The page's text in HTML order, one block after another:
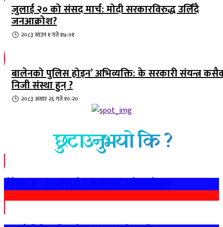
जुलाई २० को संसद मार्च: मोदी सरकारविरुद्ध उर्लिंदै
जनआक्रोश?
२०८३ साउन १ गते १७:०१
बालेनको पुलिस होइन’ अभिव्यक्ति: के सरकारी संयन्त्र
निजी संस्था हुन् ?
२०८३ असार २६ गते १०:२०
छुटाउनुभयो कि ?